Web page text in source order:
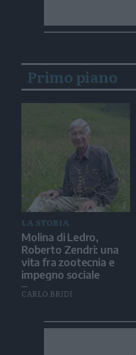
Primo piano
LA STORIA
Molina di Ledro,
Roberto Zendri: una
vita fra zootecnia e
impegno sociale
CARLO BRIDI